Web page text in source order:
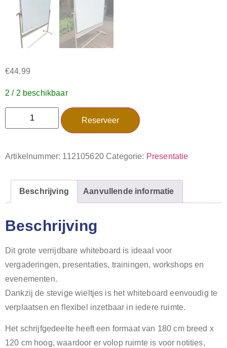
€44.99
2 / 2 beschikbaar
Reserveer
Artikelnummer: 112105620 Categorie: Presentatie
Beschrijving Aanvullende informatie
Beschrijving
Dit grote verrijdbare whiteboard is ideaal voor
vergaderingen, presentaties, trainingen, workshops en
evenementen.
Dankzij de stevige wieltjes is het whiteboard eenvoudig te
verplaatsen en flexibel inzetbaar in iedere ruimte.
Het schrijfgedeelte heeft een formaat van 180 cm breed x
120 cm hoog, waardoor er volop ruimte is voor notities,